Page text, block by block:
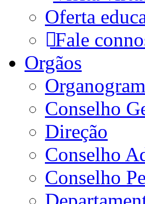
Oferta
Fale
Orgãos
Conselho
Direção
Conselho
Conselho